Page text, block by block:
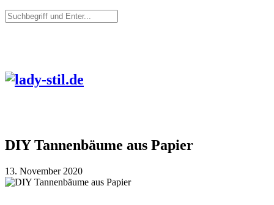
DIY Tannenbäume aus Papier
13. November 2020